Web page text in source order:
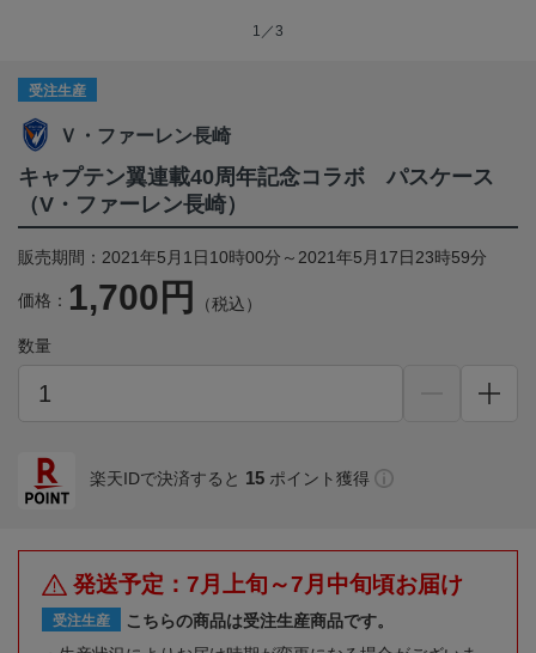
1／3
受注生産
Ｖ・ファーレン長崎
キャプテン翼連載40周年記念コラボ パスケース
（V・ファーレン長崎）
販売期間：2021年5月1日10時00分～2021年5月17日23時59分
価格： 1,700円 （税込）
数量
楽天IDで決済すると 15 ポイント獲得
発送予定：7月上旬～7月中旬頃お届け
受注生産
こちらの商品は受注生産商品です。